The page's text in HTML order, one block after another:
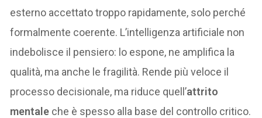
esterno accettato troppo rapidamente, solo perché
formalmente coerente. L’intelligenza artificiale non
indebolisce il pensiero: lo espone, ne amplifica la
qualità, ma anche le fragilità. Rende più veloce il
processo decisionale, ma riduce quell’attrito
mentale che è spesso alla base del controllo critico.